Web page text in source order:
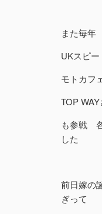
また毎年
UKスピ
モトカフ
TOP
も参戦
した
前日嫁の
ぎって